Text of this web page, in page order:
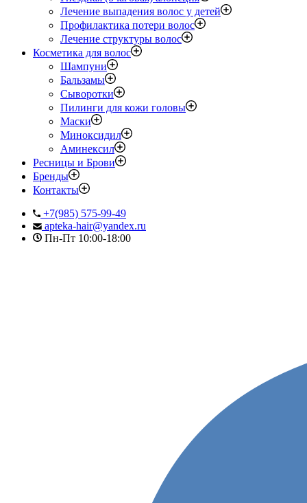
Лечение выпадения волос у детей
Профилактика потери волос
Лечение структуры волос
Косметика для волос
Шампуни
Бальзамы
Сыворотки
Пилинги для кожи головы
Маски
Миноксидил
Аминексил
Ресницы и Брови
Бренды
Контакты
+7(985) 575-99-49
apteka-hair@yandex.ru
Пн-Пт 10:00-18:00